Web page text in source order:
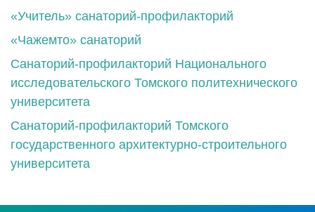
«Учитель» санаторий-профилакторий
«Чажемто» санаторий
Санаторий-профилакторий Национального
исследовательского Томского политехнического
университета
Санаторий-профилакторий Томского
государственного архитектурно-строительного
университета